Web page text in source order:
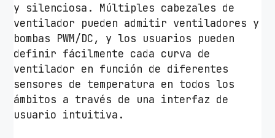
y silenciosa. Múltiples cabezales de
ventilador pueden admitir ventiladores y
bombas PWM/DC, y los usuarios pueden
definir fácilmente cada curva de
ventilador en función de diferentes
sensores de temperatura en todos los
ámbitos a través de una interfaz de
usuario intuitiva.